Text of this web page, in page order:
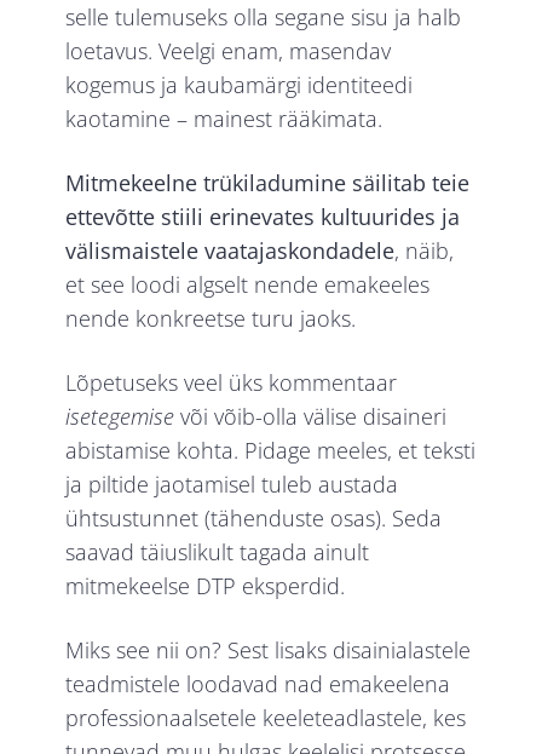
selle tulemuseks olla segane sisu ja halb
loetavus. Veelgi enam, masendav
kogemus ja kaubamärgi identiteedi
kaotamine – mainest rääkimata.
Mitmekeelne trükiladumine säilitab teie
ettevõtte stiili erinevates kultuurides ja
välismaistele vaatajaskondadele, näib,
et see loodi algselt nende emakeeles
nende konkreetse turu jaoks.
Lõpetuseks veel üks kommentaar
isetegemise või võib-olla välise disaineri
abistamise kohta. Pidage meeles, et teksti
ja piltide jaotamisel tuleb austada
ühtsustunnet (tähenduste osas). Seda
saavad täiuslikult tagada ainult
mitmekeelse DTP eksperdid.
Miks see nii on? Sest lisaks disainialastele
teadmistele loodavad nad emakeelena
professionaalsetele keeleteadlastele, kes